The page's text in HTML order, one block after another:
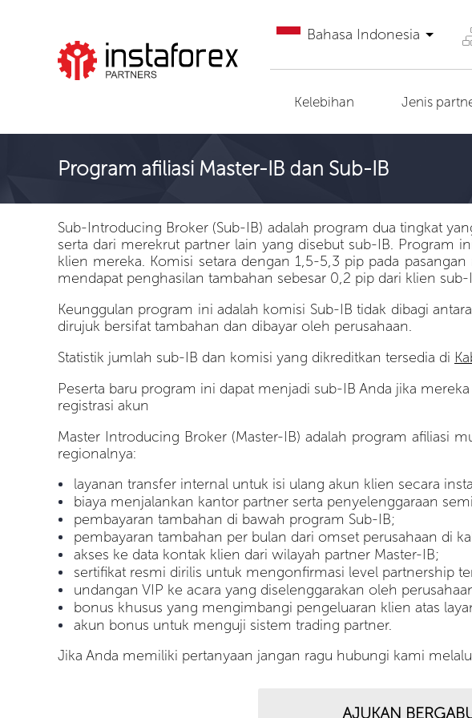
Bahasa Indonesia
Kelebihan Jenis
Program afiliasi Master-IB dan Sub-IB
Sub-Introducing Broker (Sub-IB) adalah program dua tingkat
serta dari merekrut partner lain yang disebut sub-IB. Program
klien mereka. Komisi setara dengan 1,5-5,3 pip pada
mendapat penghasilan tambahan sebesar 0,2 pip dari klien sub-
Keunggulan program ini adalah komisi Sub-IB tidak dibagi
dirujuk bersifat tambahan dan dibayar oleh perusahaan.
Statistik jumlah sub-IB dan komisi yang dikreditkan tersedia di
Peserta baru program ini dapat menjadi sub-IB Anda jika
registrasi akun
Master Introducing Broker (Master-IB) adalah program afiliasi
regionalnya:
layanan transfer internal untuk isi ulang akun klien secara
biaya menjalankan kantor partner serta penyelenggaraan
pembayaran tambahan di bawah program Sub-IB;
pembayaran tambahan per bulan dari omset perusahaan di
akses ke data kontak klien dari wilayah partner Master-IB;
sertifikat resmi dirilis untuk mengonfirmasi level partnership
undangan VIP ke acara yang diselenggarakan oleh
bonus khusus yang mengimbangi pengeluaran klien atas
akun bonus untuk menguji sistem trading partner.
Jika Anda memiliki pertanyaan jangan ragu hubungi kami
AJUKAN